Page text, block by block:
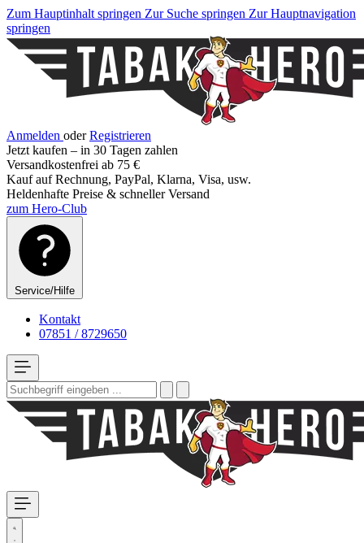
Zum Hauptinhalt springen Zur Suche springen Zur Hauptnavigation
springen
Anmelden oder Registrieren
Jetzt kaufen – in 30 Tagen zahlen
Versandkostenfrei ab 75 €
Kauf auf Rechnung, PayPal, Klarna, Visa, usw.
Heldenhafte Preise & schneller Versand
zum Hero-Club
Service/Hilfe
Kontakt
07851 / 8729650